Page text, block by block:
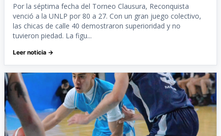
Por la séptima fecha del Torneo Clausura, Reconquista
venció a la UNLP por 80 a 27. Con un gran juego colectivo,
las chicas de calle 40 demostraron superioridad y no
tuvieron piedad. La figu...
Leer noticia →